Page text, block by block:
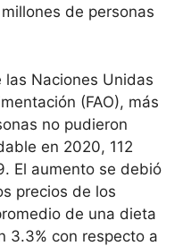
de personas
las Naciones Unidas
(FAO), más
no pudieron
en 2020, 112
El aumento se debió
precios de los
de una dieta
3.3% con respecto a